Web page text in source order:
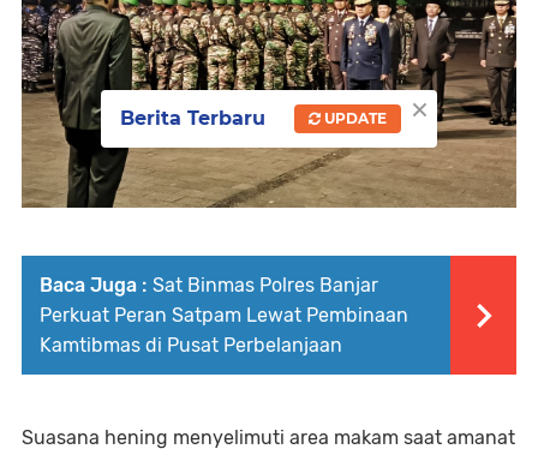
Baca Juga : Sat Binmas Polres Banjar
Perkuat Peran Satpam Lewat Pembinaan
Kamtibmas di Pusat Perbelanjaan
Suasana hening menyelimuti area makam saat amanat
×
Berita Terbaru UPDATE